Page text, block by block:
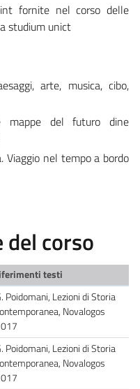
fornite nel corso delle
studium unict
arte, musica, cibo,
mappe del futuro dine
Viaggio nel tempo a bordo
corso
testi
Poidomani, Lezioni di Storia
Novalogos
Poidomani, Lezioni di Storia
Novalogos